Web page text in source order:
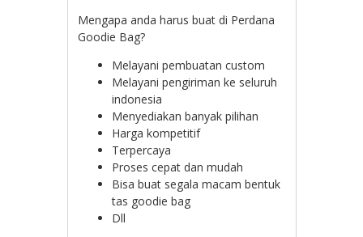
Mengapa anda harus buat di Perdana
Goodie Bag?
Melayani pembuatan custom
Melayani pengiriman ke seluruh
indonesia
Menyediakan banyak pilihan
Harga kompetitif
Terpercaya
Proses cepat dan mudah
Bisa buat segala macam bentuk
tas goodie bag
Dll